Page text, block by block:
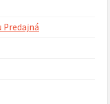
Predajná